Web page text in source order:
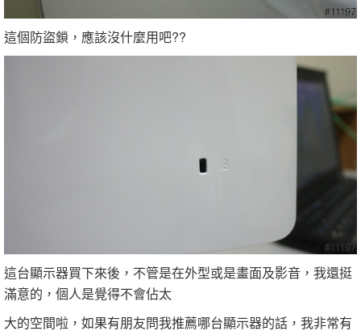
這個防盜鎖，應該沒什麼用吧??
這台顯示器買下來後，不管是在外型或是畫面及影音，我還挺
滿意的，個人是覺得不會佔太
大的空間啦，如果有朋友問我推薦哪台顯示器的話，我非常有